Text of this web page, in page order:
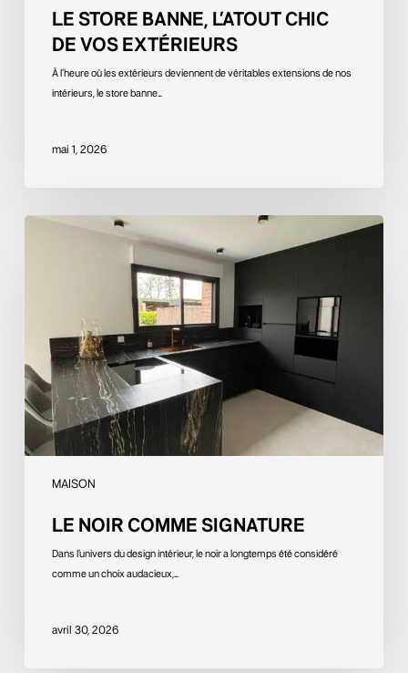
LE STORE BANNE, L’ATOUT CHIC
DE VOS EXTÉRIEURS
À l’heure où les extérieurs deviennent de véritables extensions de nos
intérieurs, le store banne…
mai 1, 2026
MAISON
LE NOIR COMME SIGNATURE
Dans l’univers du design intérieur, le noir a longtemps été considéré
comme un choix audacieux,…
avril 30, 2026